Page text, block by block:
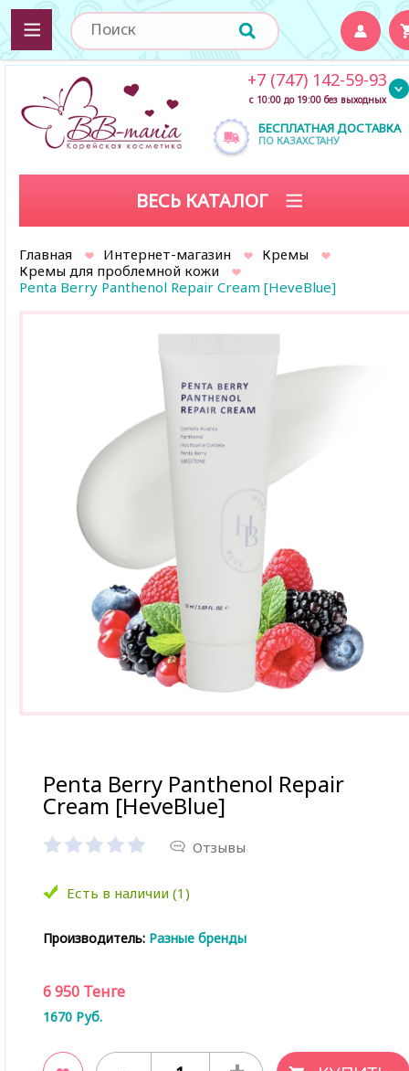
БЕСПЛАТНАЯ ДОСТАВКА
ПО КАЗАХСТАНУ
+7 (747) 142-59-93
с 10:00 до 19:00 без выходных
ВЕСЬ КАТАЛОГ
Главная Интернет-магазин
Кремы
Кремы для проблемной кожи
Penta Berry Panthenol Repair Cream [HeveBlue]
Penta Berry Panthenol Repair
Cream [HeveBlue]
Отзывы
Есть в наличии (1)
Производитель: Разные бренды
6 950 Тенге
1670 Руб.